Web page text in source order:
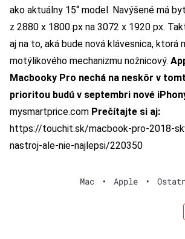
ako aktuálny 15“ model. Navýšené má
z 2880 x 1800 px na 3072 x 1920 px.
aj na to, aká bude nová klávesnica, ktorá
motýlikového mechanizmu nožnicový.
Macbooky Pro nechá na neskôr v
prioritou budú v septembri nové
mysmartprice.com Prečítajte si aj:
https://touchit.sk/macbook-pro-2018-
nastroj-ale-nie-najlepsi/220350
Mac • Apple •